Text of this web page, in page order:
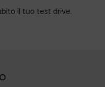
il tuo test drive.